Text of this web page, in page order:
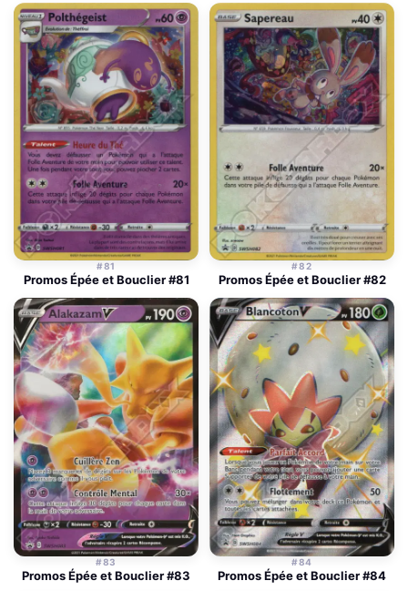
#81
Promos Épée et Bouclier #81
#82
Promos Épée et Bouclier #82
#83
Promos Épée et Bouclier #83
#84
Promos Épée et Bouclier #84